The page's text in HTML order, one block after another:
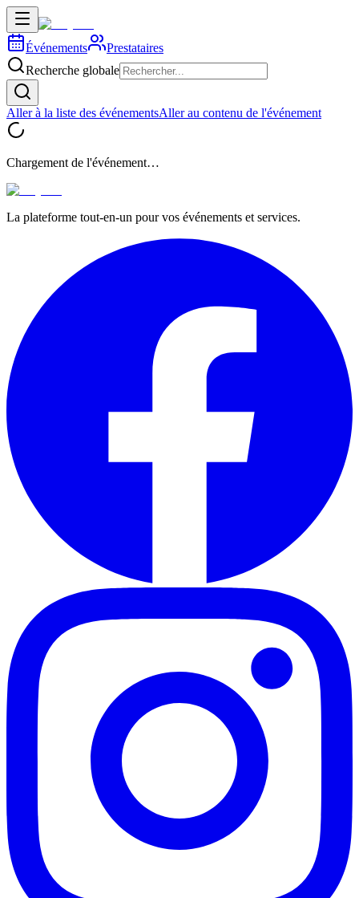
Événements
Prestataires
Recherche globale
Aller à la liste des événementsAller au contenu de l'événement
Chargement de l'événement…
La plateforme tout-en-un pour vos événements et services.